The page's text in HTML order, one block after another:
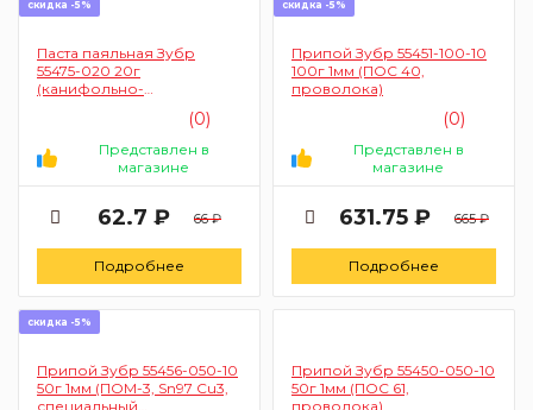
скидка -5%
Паста паяльная Зубр
55475-020 20г
(канифольно-
(0)
Представлен в
магазине
62.7 ₽ 66 ₽
Подробнее
скидка -5%
Припой Зубр 55451-100-10
100г 1мм (ПОС 40,
проволока)
(0)
Представлен в
магазине
631.75 ₽ 665 ₽
Подробнее
скидка -5%
Припой Зубр 55456-050-10
50г 1мм (ПОМ-3, Sn97 Cu3,
специальный
Припой Зубр 55450-050-10
50г 1мм (ПОС 61,
проволока)